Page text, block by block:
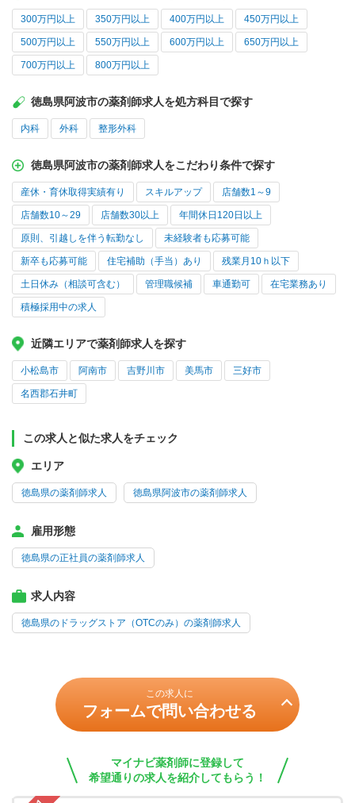
300万円以上 350万円以上 400万円以上 450万円以上
500万円以上 550万円以上 600万円以上 650万円以上
700万円以上 800万円以上
徳島県阿波市の薬剤師求人を処方科目で探す
内科 外科 整形外科
徳島県阿波市の薬剤師求人をこだわり条件で探す
産休・育休取得実績有り スキルアップ 店舗数1～9
店舗数10～29 店舗数30以上 年間休日120日以上
原則、引越しを伴う転勤なし 未経験者も応募可能
新卒も応募可能 住宅補助（手当）あり 残業月10ｈ以下
土日休み（相談可含む） 管理職候補 車通勤可 在宅業務あり
積極採用中の求人
近隣エリアで薬剤師求人を探す
小松島市 阿南市 吉野川市 美馬市 三好市
名西郡石井町
この求人と似た求人をチェック
エリア
徳島県の薬剤師求人 徳島県阿波市の薬剤師求人
雇用形態
徳島県の正社員の薬剤師求人
求人内容
徳島県のドラッグストア（OTCのみ）の薬剤師求人
この求人に
フォームで問い合わせる
マイナビ薬剤師に登録して
希望通りの求人を紹介してもらう！